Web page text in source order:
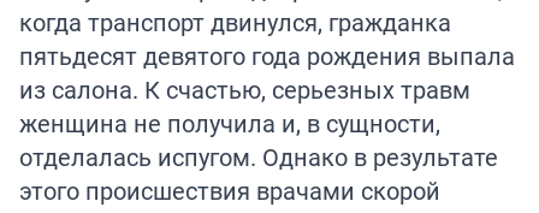
когда транспорт двинулся, гражданка
пятьдесят девятого года рождения выпала
из салона. К счастью, серьезных травм
женщина не получила и, в сущности,
отделалась испугом. Однако в результате
этого происшествия врачами скорой